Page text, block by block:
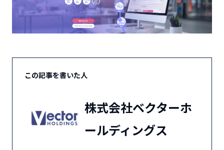
この記事を書いた人
株式会社ベクターホ
ールディングス